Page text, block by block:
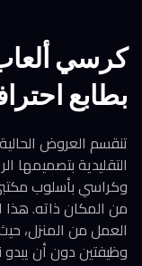
كرسي
بطابع
تنقسم العروض
التقليدية بتصميمها
وكراسي بأسلوب
من المكان ذاته.
العمل من المنزل،
وظيفتين دون أن يبدو